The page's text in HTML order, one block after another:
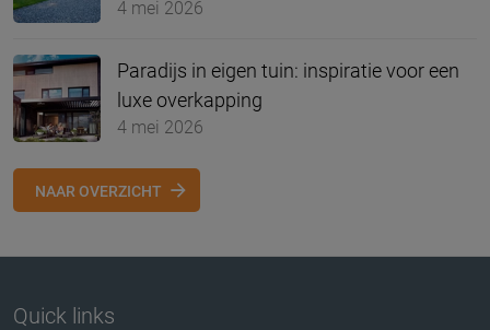
4 mei 2026
Paradijs in eigen tuin: inspiratie voor een
luxe overkapping
4 mei 2026
NAAR OVERZICHT
Quick links